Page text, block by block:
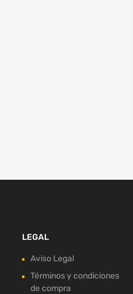
LEGAL
Aviso Legal
Términos y condiciones
de compra